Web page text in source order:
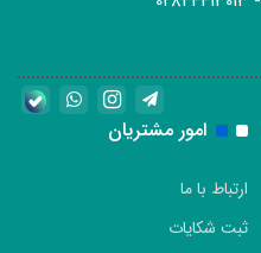
امور مشتریان
ارتباط با ما
ثبت شکایات